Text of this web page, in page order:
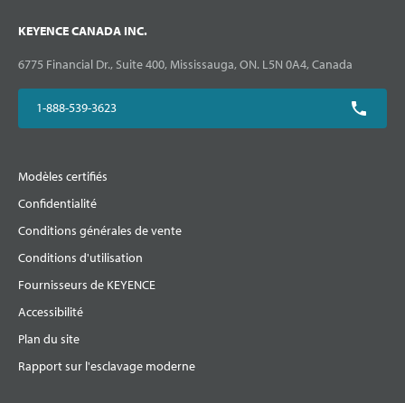
KEYENCE CANADA INC.
6775 Financial Dr., Suite 400, Mississauga, ON. L5N 0A4, Canada
1-888-539-3623
Modèles certifiés
Confidentialité
Conditions générales de vente
Conditions d'utilisation
Fournisseurs de KEYENCE
Accessibilité
Plan du site
Rapport sur l'esclavage moderne